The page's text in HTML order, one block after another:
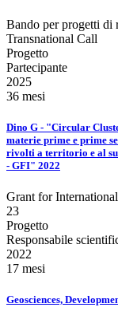
Bando per progetti di
Transnational Call
Progetto
Partecipante
2025
36 mesi
Dino G - "Circular
materie prime e prime
rivolti a territorio e al
- GFI" 2022
Grant for
23
Progetto
Responsabile
2022
17 mesi
Geosciences,